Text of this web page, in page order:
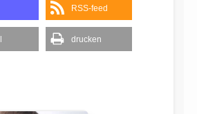
RSS-feed
drucken